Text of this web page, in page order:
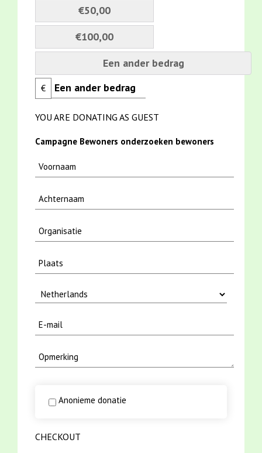
€50,00
€100,00
Een ander bedrag
€
YOU ARE DONATING AS GUEST
Campagne Bewoners onderzoeken bewoners
Anonieme donatie
CHECKOUT